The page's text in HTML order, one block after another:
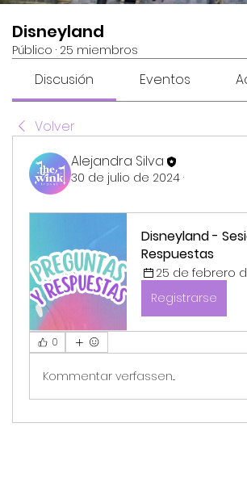
Disneyland
Público · 25 miembros
Discusión Eventos
Volver
Alejandra Silva
30 de julio de 2024 ·
Disneyland -
Respuestas
25 de febrero
Registrarse
0
Kommentar verfassen...